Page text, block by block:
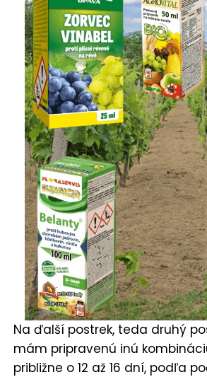
Na ďalší postrek, teda druhý
mám pripravenú inú
približne o 12 až 16 dní, podľa